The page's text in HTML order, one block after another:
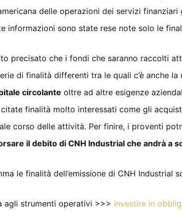
delle operazioni dei servizi
informazioni sono state rese note solo le
precisato che i fondi che saranno raccolti
di finalità differenti tra le quali c’è anche
circolante oltre ad altre esigenze
finalità molto interessati come gli
corso delle attività. Per finire, i proventi
il debito di CNH Industrial che andrà a
le finalità dell’emissione di CNH Industrial
agli strumenti operativi >>> Investire in